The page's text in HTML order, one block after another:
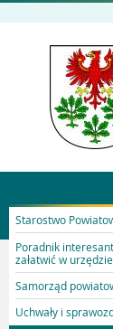
Starostwo
Poradnik
załatwić w
Samorząd
Uchwały i